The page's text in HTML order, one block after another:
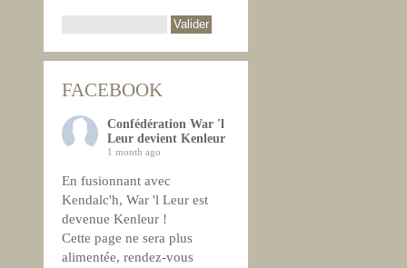
FACEBOOK
Confédération War 'l
Leur devient Kenleur
1 month ago
En fusionnant avec
Kendalc'h, War 'l Leur est
devenue Kenleur !
Cette page ne sera plus
alimentée, rendez-vous